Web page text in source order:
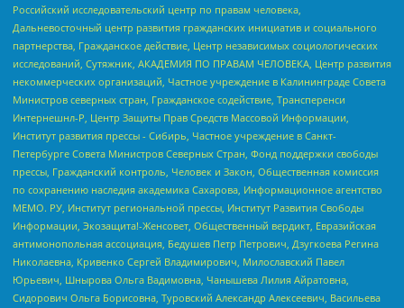
Российский исследовательский центр по правам человека,
Дальневосточный центр развития гражданских инициатив и социального
партнерства, Гражданское действие, Центр независимых социологических
исследований, Сутяжник, АКАДЕМИЯ ПО ПРАВАМ ЧЕЛОВЕКА, Центр развития
некоммерческих организаций, Частное учреждение в Калининграде Совета
Министров северных стран, Гражданское содействие, Трансперенси
Интернешнл-Р, Центр Защиты Прав Средств Массовой Информации,
Институт развития прессы - Сибирь, Частное учреждение в Санкт-
Петербурге Совета Министров Северных Стран, Фонд поддержки свободы
прессы, Гражданский контроль, Человек и Закон, Общественная комиссия
по сохранению наследия академика Сахарова, Информационное агентство
МЕМО. РУ, Институт региональной прессы, Институт Развития Свободы
Информации, Экозащита!-Женсовет, Общественный вердикт, Евразийская
антимонопольная ассоциация, Бедушев Петр Петрович, Дзугкоева Регина
Николаевна, Кривенко Сергей Владимирович, Милославский Павел
Юрьевич, Шнырова Ольга Вадимовна, Чанышева Лилия Айратовна,
Сидорович Ольга Борисовна, Туровский Александр Алексеевич, Васильева